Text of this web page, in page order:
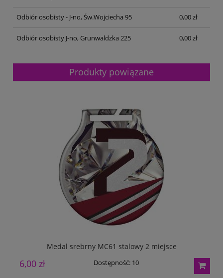
Odbiór osobisty - J-no, Św.Wojciecha 95 0,00 zł
Odbiór osobisty J-no, Grunwaldzka 225 0,00 zł
Produkty powiązane
Medal srebrny MC61 stalowy 2 miejsce
6,00 zł Dostępność: 10